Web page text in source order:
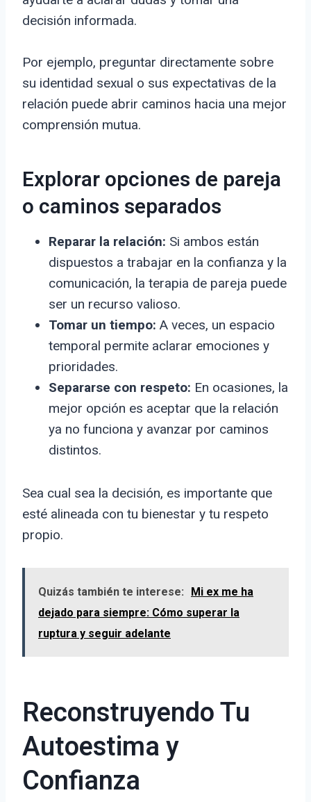
decisión informada.
Por ejemplo, preguntar directamente sobre
su identidad sexual o sus expectativas de la
relación puede abrir caminos hacia una mejor
comprensión mutua.
Explorar opciones de pareja
o caminos separados
Reparar la relación: Si ambos están
dispuestos a trabajar en la confianza y la
comunicación, la terapia de pareja puede
ser un recurso valioso.
Tomar un tiempo: A veces, un espacio
temporal permite aclarar emociones y
prioridades.
Separarse con respeto: En ocasiones, la
mejor opción es aceptar que la relación
ya no funciona y avanzar por caminos
distintos.
Sea cual sea la decisión, es importante que
esté alineada con tu bienestar y tu respeto
propio.
Quizás también te interese:
Mi ex me ha
dejado para siempre: Cómo superar la
ruptura y seguir adelante
Reconstruyendo Tu
Autoestima y
Confianza